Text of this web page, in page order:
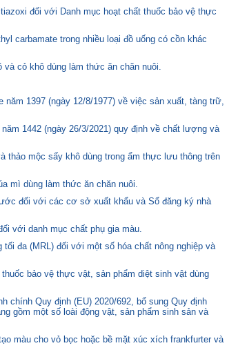
đối với Danh mục hoạt chất thuốc bảo vệ thực
carbamate trong nhiều loại đồ uống có cồn khác
cỏ khô dùng làm thức ăn chăn nuôi.
năm 1397 (ngày 12/8/1977) về việc sản xuất, tàng trữ,
1442 (ngày 26/3/2021) quy định về chất lượng và
thảo mộc sấy khô dùng trong ẩm thực lưu thông trên
mì dùng làm thức ăn chăn nuôi.
đối với các cơ sở xuất khẩu và Sổ đăng ký nhà
với danh mục chất phụ gia màu.
đa (MRL) đối với một số hóa chất nông nghiệp và
bảo vệ thực vật, sản phẩm diệt sinh vật dùng
chính Quy định (EU) 2020/692, bổ sung Quy định
gồm một số loài động vật, sản phẩm sinh sản và
màu cho vỏ bọc hoặc bề mặt xúc xích frankfurter và